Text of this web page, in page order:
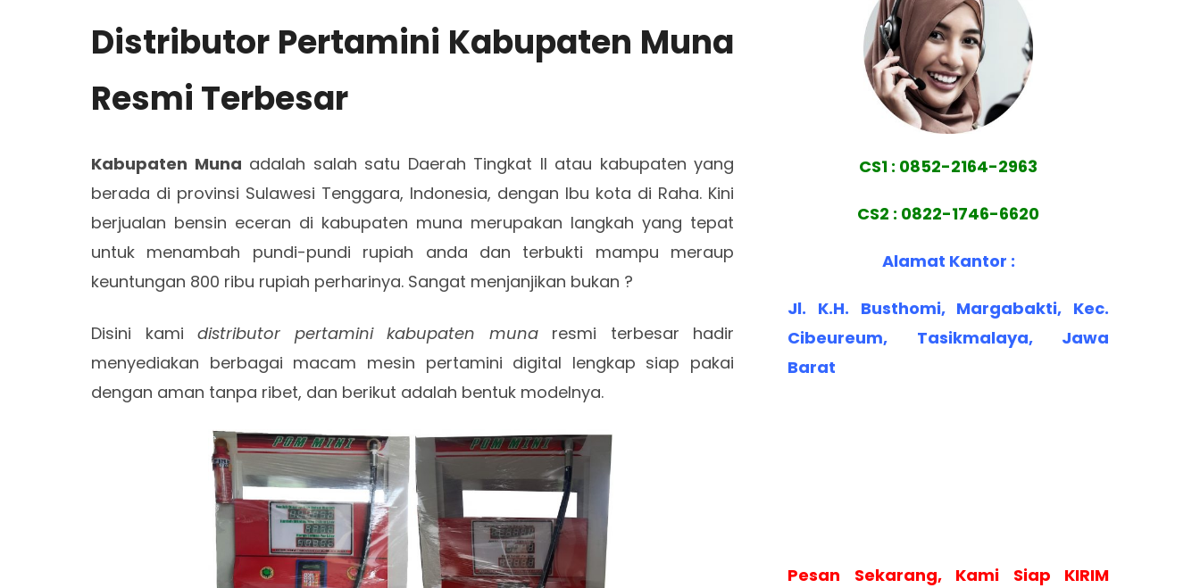
Distributor Pertamini Kabupaten Muna
Resmi Terbesar
Kabupaten Muna adalah salah satu Daerah Tingkat II atau kabupaten yang
berada di provinsi Sulawesi Tenggara, Indonesia, dengan Ibu kota di Raha. Kini
berjualan bensin eceran di kabupaten muna merupakan langkah yang tepat
untuk menambah pundi-pundi rupiah anda dan terbukti mampu meraup
keuntungan 800 ribu rupiah perharinya. Sangat menjanjikan bukan ?
Disini kami distributor pertamini kabupaten munaresmi terbesar hadir
menyediakan berbagai macam mesin pertamini digital lengkap siap pakai
dengan aman tanpa ribet, dan berikut adalah bentuk modelnya.
CS1 : 0852-2164-2963
CS2 : 0822-1746-6620
Alamat Kantor :
Jl. K.H. Busthomi, Margabakti, Kec.
Cibeureum, Tasikmalaya, Jawa
Barat
Pesan Sekarang, Kami Siap KIRIM